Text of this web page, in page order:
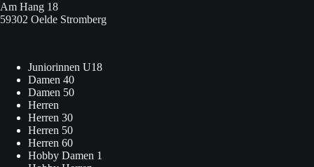
Am Hang 18
59302 Oelde Stromberg
Juniorinnen U18
Damen 40
Damen 50
Herren
Herren 30
Herren 50
Herren 60
Hobby Damen 1